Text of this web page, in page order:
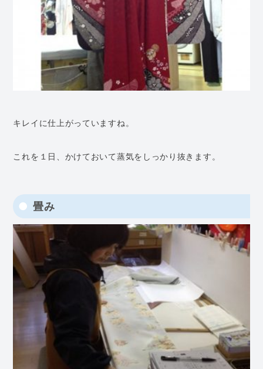
キレイに仕上がっていますね。
これを１日、かけておいて蒸気をしっかり抜きます。
畳み